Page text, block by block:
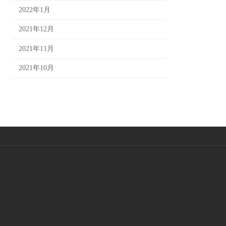
2022年1月
2021年12月
2021年11月
2021年10月